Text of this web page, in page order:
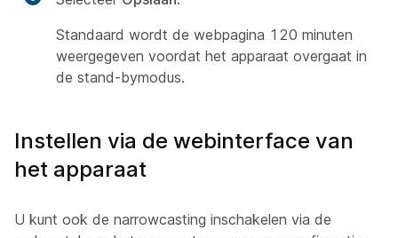
Standaard wordt de webpagina 120 minuten
weergegeven voordat het apparaat overgaat in
de stand-bymodus.
Instellen via de webinterface van
het apparaat
U kunt ook de narrowcasting inschakelen via de